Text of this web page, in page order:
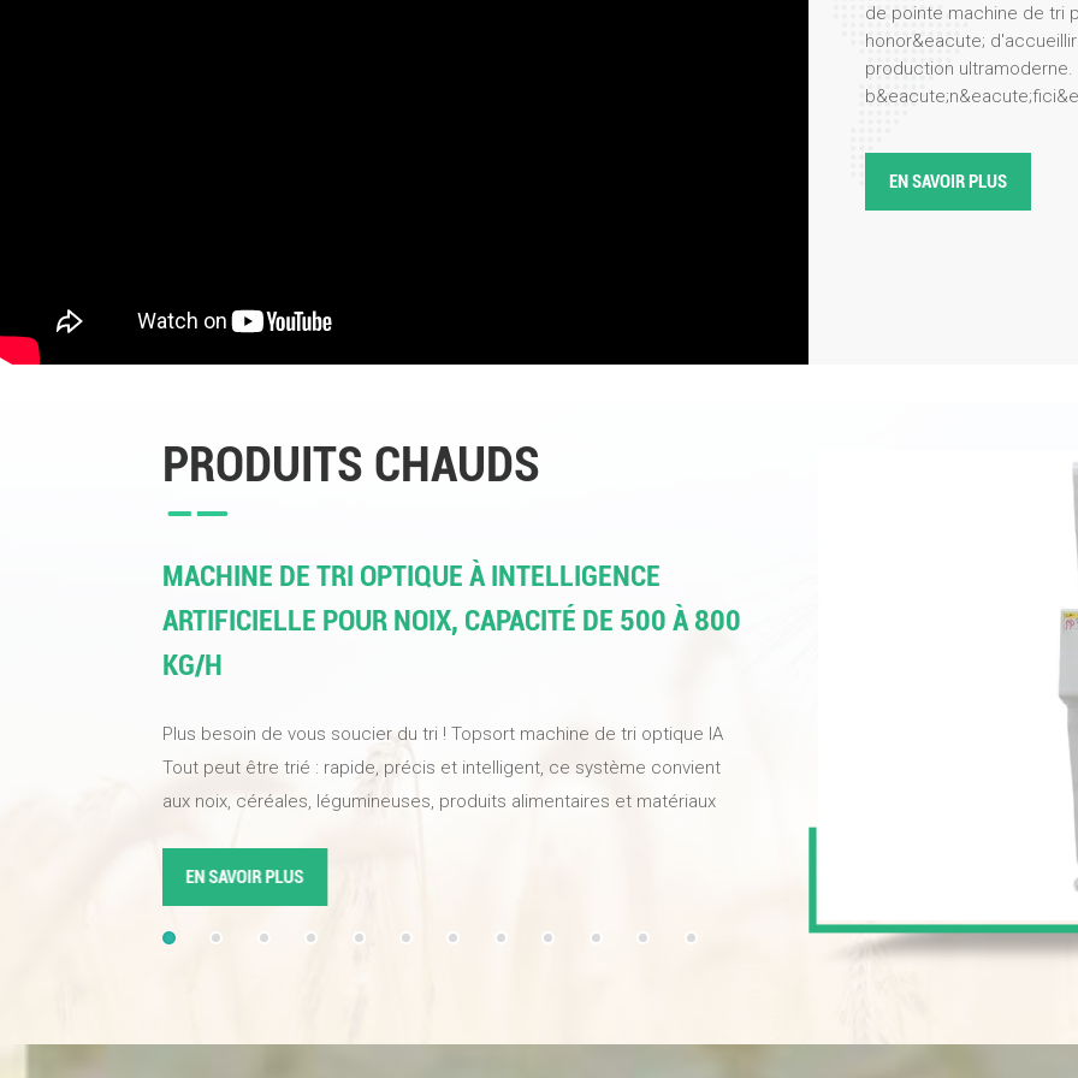
de pointe machine de tri
honor&eacute;
production
processus
performance. trieur de
pr&eacute;cision, leur
application dans divers
recyclage. Les clients
des couleurs des
&eacute;t&eacute;
pr&eacute;cision et la
EN SAVOIR PLUS
PRODUITS CHAUDS
MACHINE DE TRI OPTIQUE À INTELLIGENCE
ARTIFICIELLE POUR NOIX, CAPACITÉ DE 500 À 800
KG/H
Plus besoin de vous soucier du tri ! Topsort machine de tri optique IA
Tout peut être trié : rapide, précis et intelligent, ce système convient
aux noix, céréales, légumineuses, produits alimentaires et matériaux
produits, optimiser l'efficacité du tri et vous fournir des noix de haute
qualité. Équipée de caméras industrielles haute définition et
d'algorithmes d'intelligence artificielle à apprentissage profond, elle
EN SAVOIR PLUS